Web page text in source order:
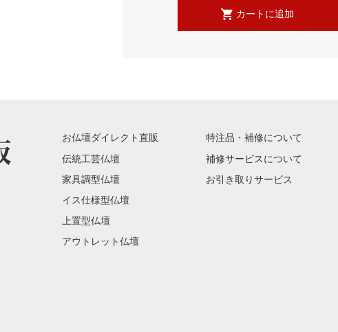
お仏壇ダイレクト直販
伝統工芸仏壇
家具調型仏壇
イス仕様型仏壇
上置型仏壇
アウトレット仏壇
特注品・補修について
補修サービスについて
お引き取りサービス